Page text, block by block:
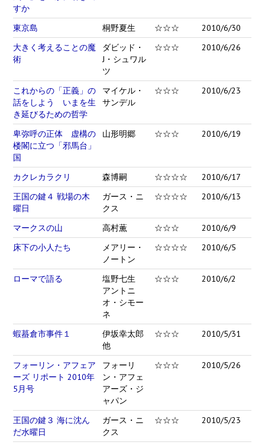
すか
東京島
桐野夏生 ☆☆☆
2010/6/30
大きく考えることの魔
術
ダビッド・
J・シュワル
ツ
☆☆☆ 2010/6/26
これからの「正義」の
話をしよう いまを生
き延びるための哲学
マイケル・
サンデル
☆☆☆ 2010/6/23
卑弥呼の正体 虚構の
楼閣に立つ「邪馬台」
国
山形明郷 ☆☆☆ 2010/6/19
カクレカラクリ 森博嗣 ☆☆☆☆
2010/6/17
王国の鍵４ 戦場の木
曜日
ガース・ニ
クス
☆☆☆☆ 2010/6/13
マークスの山 高村薫 ☆☆☆
2010/6/9
床下の小人たち
メアリー・
ノートン
☆☆☆☆ 2010/6/5
ローマで語る
塩野七生
アントニ
オ・シモー
ネ
☆☆☆ 2010/6/2
蝦蟇倉市事件１
伊坂幸太郎
他
☆☆☆ 2010/5/31
フォーリン・アフェア
ーズ リポート 2010年
5月号
フォーリ
ン・アフェ
アーズ・ジ
ャパン
☆☆☆ 2010/5/26
王国の鍵３ 海に沈ん
だ水曜日
ガース・ニ
クス
☆☆☆ 2010/5/23